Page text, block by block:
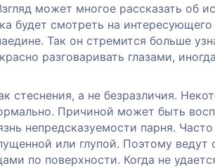
может многое рассказать об
будет смотреть на
Так он стремится больше
разговаривать глазами,
стеснения, а не безразличия.
Причиной может быть
непредсказуемости парня.
или глупой. Поэтому ведут
по поверхности. Когда не